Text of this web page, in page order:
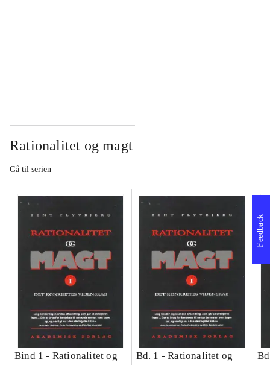
Rationalitet og magt
Gå til serien
Bind 1 - Rationalitet og
Bd. 1 -Rationalitet og
Feedback